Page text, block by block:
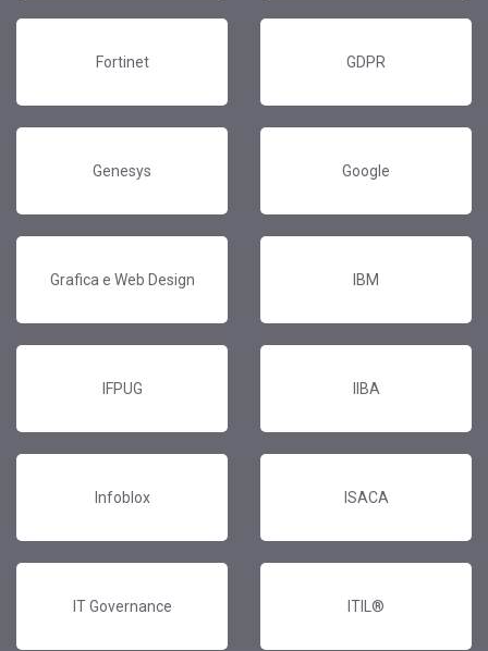
Fortinet GDPR
Genesys Google
Grafica e Web Design IBM
IFPUG IIBA
Infoblox ISACA
IT Governance ITIL®